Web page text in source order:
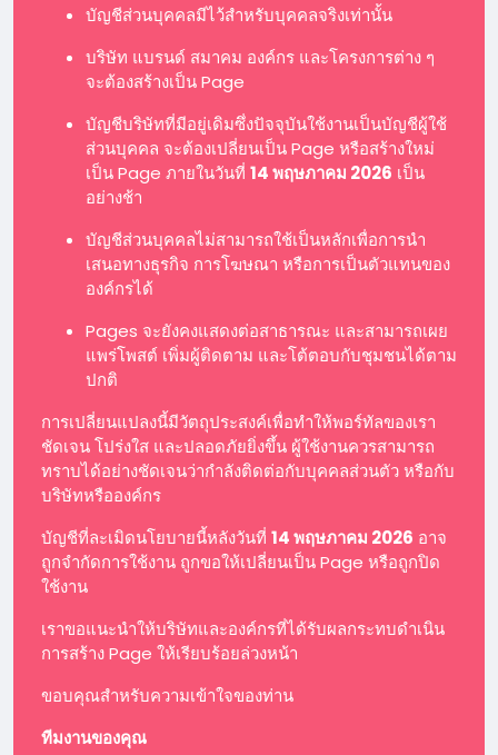
บัญชีส่วนบุคคลมีไว้สำหรับบุคคลจริงเท่านั้น
บริษัท แบรนด์ สมาคม องค์กร และโครงการต่าง ๆ
จะต้องสร้างเป็น Page
บัญชีบริษัทที่มีอยู่เดิมซึ่งปัจจุบันใช้งานเป็นบัญชีผู้ใช้
ส่วนบุคคล จะต้องเปลี่ยนเป็น Page หรือสร้างใหม่
เป็น Page ภายในวันที่ 14 พฤษภาคม 2026 เป็น
อย่างช้า
บัญชีส่วนบุคคลไม่สามารถใช้เป็นหลักเพื่อการนำ
เสนอทางธุรกิจ การโฆษณา หรือการเป็นตัวแทนของ
องค์กรได้
Pages จะยังคงแสดงต่อสาธารณะ และสามารถเผย
แพร่โพสต์ เพิ่มผู้ติดตาม และโต้ตอบกับชุมชนได้ตาม
ปกติ
การเปลี่ยนแปลงนี้มีวัตถุประสงค์เพื่อทำให้พอร์ทัลของเรา
ชัดเจน โปร่งใส และปลอดภัยยิ่งขึ้น ผู้ใช้งานควรสามารถ
ทราบได้อย่างชัดเจนว่ากำลังติดต่อกับบุคคลส่วนตัว หรือกับ
บริษัทหรือองค์กร
บัญชีที่ละเมิดนโยบายนี้หลังวันที่ 14 พฤษภาคม 2026 อาจ
ถูกจำกัดการใช้งาน ถูกขอให้เปลี่ยนเป็น Page หรือถูกปิด
ใช้งาน
เราขอแนะนำให้บริษัทและองค์กรที่ได้รับผลกระทบดำเนิน
การสร้าง Page ให้เรียบร้อยล่วงหน้า
ขอบคุณสำหรับความเข้าใจของท่าน
ทีมงานของคุณ